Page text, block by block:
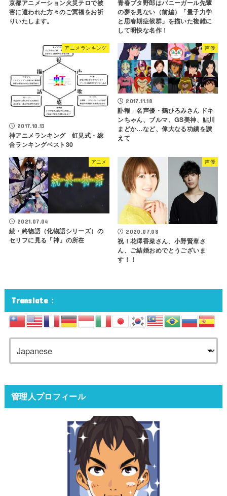
京都アニメーション火災テロで被
害に遭われた方々のご冥福をお祈
りいたします。
青春ブタ野郎はバニーガール先輩
の夢を見ない（前編）「量子力学
と思春期症候群」を描いた複雑に
して明快な名作！
アニメランキング
2017.10.13
神アニメランキング 虹見式・総
合ランキングベスト30
声優
2017.11.18
訃報 名声優・鶴ひろみさん ドキ
ンちゃん、ブルマ、GS美神、鮎川
まどか…など、偉大なる功績を讃
えて
アニメ
2021.07.04
続・終物語（化物語シリーズ）の
セリフに見る「神」の所在
声優
2020.07.08
祝！花澤香菜さん、小野賢章さ
ん、ご結婚おめでとうございま
す！！
Translate：
管理人プロフィール